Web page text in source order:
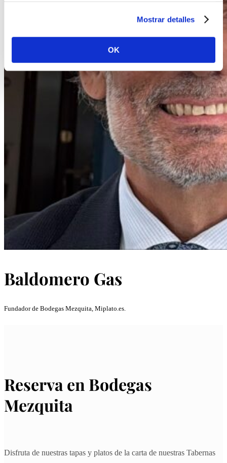
Mostrar detalles
OK
Baldomero Gas
Fundador de Bodegas Mezquita, Miplato.es.
Reserva en Bodegas
Mezquita
Disfruta de nuestras tapas y platos de la carta de nuestras Tabernas